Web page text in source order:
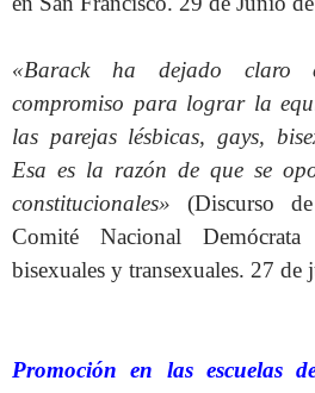
«Barack ha dejado claro
compromiso para lograr la
las parejas lésbicas, gays,
Esa es la razón de que se
constitucionales» (Discurso
Comité Nacional
bisexuales y transexuales. 27
Promoción en las escuelas